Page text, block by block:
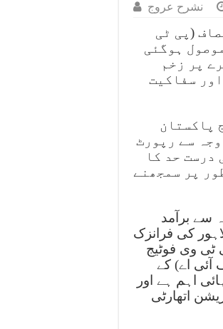
نشرح عروج
(پی ٹی
ہوگئی
پر زخم
سفاکیت
پاکستان
سے رپورٹ
درست حد کا
پر سمجھنے
سے برآمد
کی فرانزک
ٹی وی فوٹیج
آئی اے) کے
اہم ہے اور
اتھارٹی